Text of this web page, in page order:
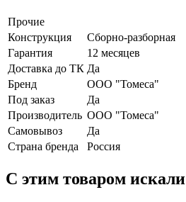
Прочие
Конструкция
Сборно-разборная
Гарантия
12 месяцев
Доставка до ТК Да
Бренд
ООО "Томеса"
Под заказ
Да
Производитель ООО "Томеса"
Самовывоз
Да
Страна бренда
Россия
C этим товаром искали